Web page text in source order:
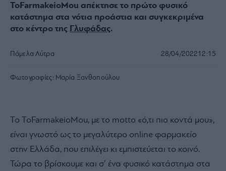
ToFarmakeioMou απέκτησε το πρώτο φυσικό
κατάστημα στα νότια προάστια και συγκεκριμένα
στο κέντρο της Γλυφάδας.
Πάμελα Λύτρα 28/04/202212:15
Φωτογραφίες: Μαρία Ξανθοπούλου
Το ToFarmakeioMou, με το motto «ό,τι πιο κοντά μου»,
είναι γνωστό ως το μεγαλύτερο online φαρμακείο
στην Ελλάδα, που επιλέγει κι εμπιστεύεται το κοινό.
Τώρα το βρίσκουμε και σ’ ένα φυσικό κατάστημα στα